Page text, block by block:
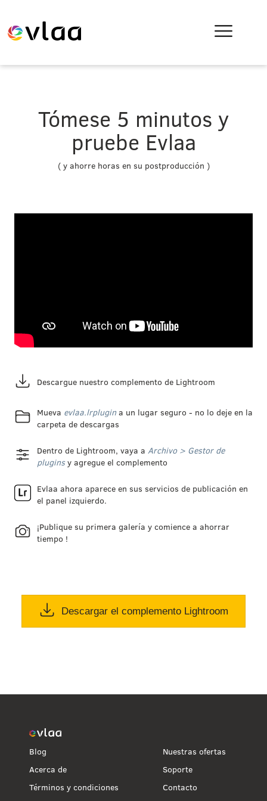
Tómese 5 minutos y
pruebe Evlaa
( y ahorre horas en su postproducción )
Descargue nuestro complemento de Lightroom
Mueva evlaa.lrplugin a un lugar seguro - no lo deje en la
carpeta de descargas
Dentro de Lightroom, vaya a Archivo > Gestor de
pluginsy agregue el complemento
Evlaa ahora aparece en sus servicios de publicación en
el panel izquierdo.
¡Publique su primera galería y comience a ahorrar
tiempo !
Descargar el complemento Lightroom
Blog
Acerca de
Términos y condiciones
Nuestras ofertas
Soporte
Contacto